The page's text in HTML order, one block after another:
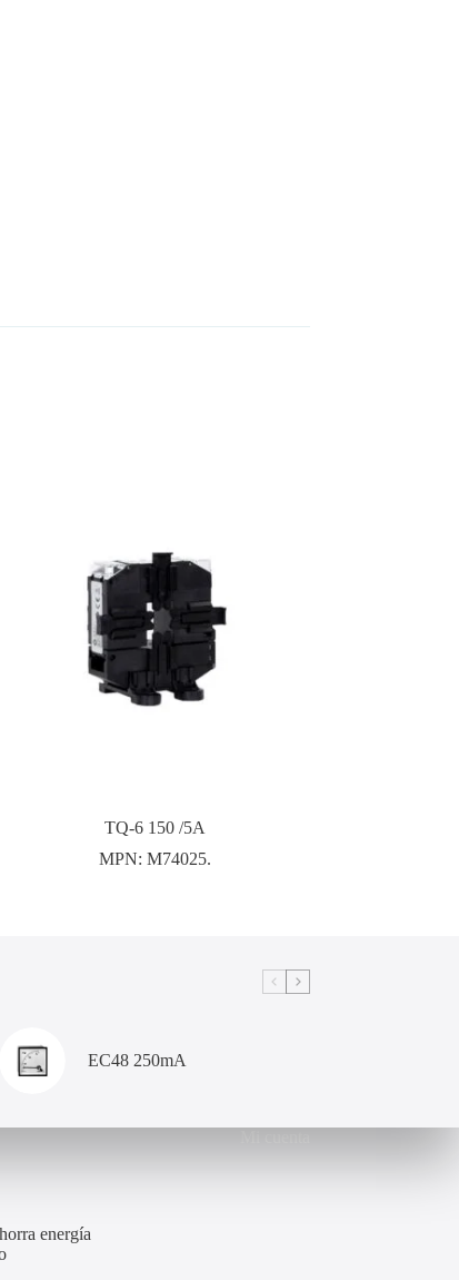
TQ-6 150 /5A
MPN:M74025.
EC48 250mA
energía